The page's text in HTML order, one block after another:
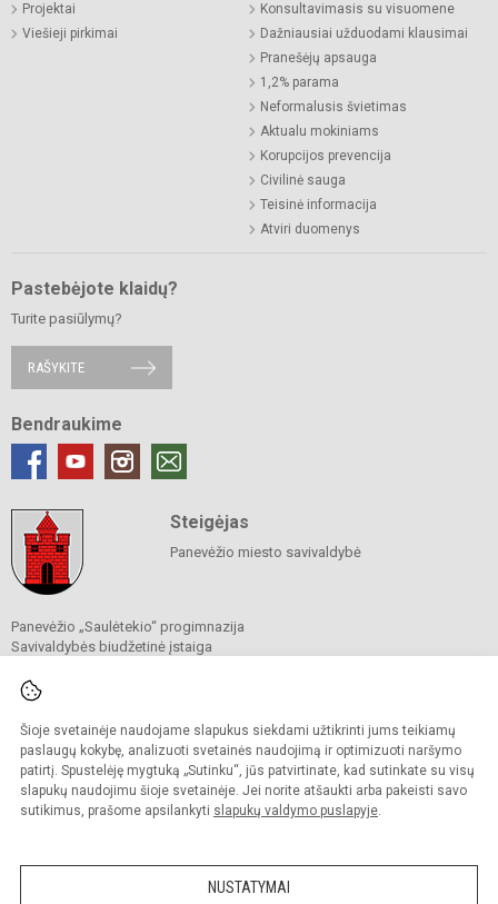
Šioje svetainėje naudojame slapukus siekdami užtikrinti jums teikiamų
paslaugų kokybę, analizuoti svetainės naudojimą ir optimizuoti naršymo
patirtį. Spustelėję mygtuką „Sutinku“, jūs patvirtinate, kad sutinkate su visų
slapukų naudojimu šioje svetainėje. Jei norite atšaukti arba pakeisti savo
sutikimus, prašome apsilankyti slapukų valdymo puslapyje.
NUSTATYMAI
Projektai
Viešieji pirkimai
Konsultavimasis su visuomene
Dažniausiai užduodami klausimai
Pranešėjų apsauga
1,2% parama
Neformalusis švietimas
Aktualu mokiniams
Korupcijos prevencija
Civilinė sauga
Teisinė informacija
Atviri duomenys
Pastebėjote klaidų?
Turite pasiūlymų?
RAŠYKITE
Bendraukime
Steigėjas
Panevėžio miesto savivaldybė
Panevėžio „Saulėtekio“ progimnazija
Savivaldybės biudžetinė įstaiga
Tel.0 630 07102
El. p.
Duomenys kaupiami ir saugomi
Juridinių asmenų registre
Įmonės kodas 290422430
Kopijuoti turinį be raštiško progimnazijos sutikimo griežtai draudžiama.
Prieinamumo paraiška Slapukų valdymas